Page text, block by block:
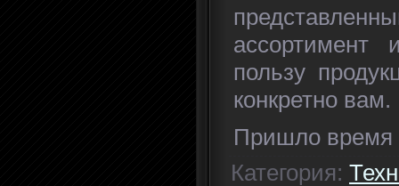
пользу
конкретно вам.
Пришло время
Категория: